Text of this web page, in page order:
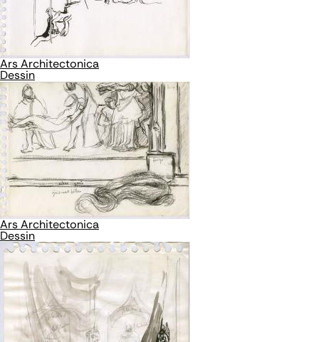
Ars Architectonica
Dessin
Ars Architectonica
Dessin